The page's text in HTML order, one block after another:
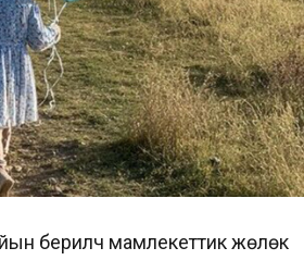
берилүүчү мамлекеттик жөлөк